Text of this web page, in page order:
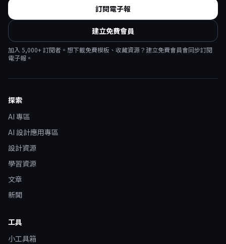
訂閱電子報
建立免費會員
加入 5,000+ 訂閱者。想下載免費模板、收藏資源？建立免費會員會同步訂閱
電子報。
探索
AI 專區
AI 設計應用專區
設計資源
學習資源
文章
新聞
工具
小工具箱